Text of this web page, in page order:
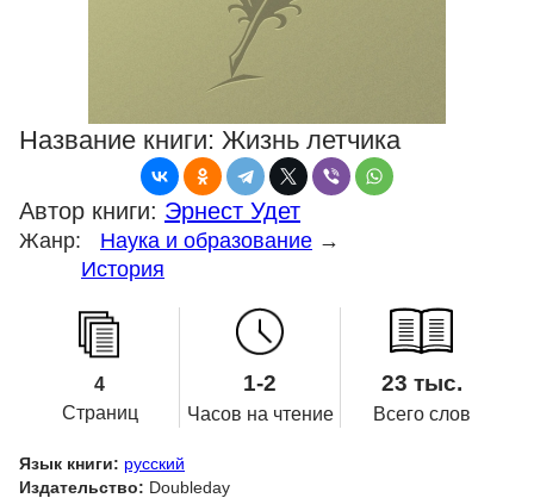
Название книги: Жизнь летчика
Автор книги: Эрнест Удет
Жанр: Наука и образование →
История
4
Страниц
1-2
Часов на чтение
23 тыс.
Всего слов
Язык книги: русский
Издательство: Doubleday